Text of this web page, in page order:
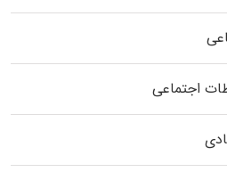
اجتماعی